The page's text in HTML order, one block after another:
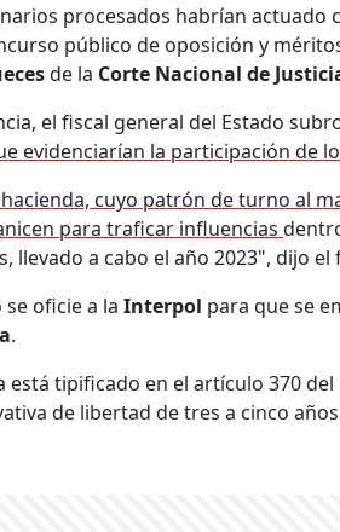
procesados habrían
público de oposición y
de la Corte Nacional de
el fiscal general del Estado
evidenciarían la participación de
cuyo patrón de turno al
para traficar influencias
llevado a cabo el año 2023", dijo
oficie a la Interpol para que se
.
está tipificado en el artículo 370
de libertad de tres a cinco